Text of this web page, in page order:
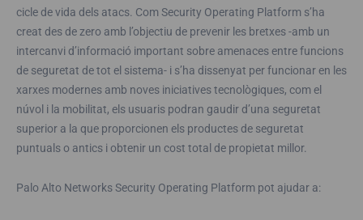
cicle de vida dels atacs. Com Security Operating Platform s’ha
creat des de zero amb l’objectiu de prevenir les bretxes -amb un
intercanvi d’informació important sobre amenaces entre funcions
de seguretat de tot el sistema- i s’ha dissenyat per funcionar en les
xarxes modernes amb noves iniciatives tecnològiques, com el
núvol i la mobilitat, els usuaris podran gaudir d’una seguretat
superior a la que proporcionen els productes de seguretat
puntuals o antics i obtenir un cost total de propietat millor.
Palo Alto Networks Security Operating Platform pot ajudar a: